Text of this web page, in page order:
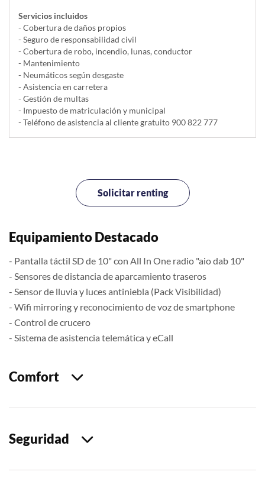
Servicios incluidos
- Cobertura de daños propios
- Seguro de responsabilidad civil
- Cobertura de robo, incendio, lunas, conductor
- Mantenimiento
- Neumáticos según desgaste
- Asistencia en carretera
- Gestión de multas
- Impuesto de matriculación y municipal
- Teléfono de asistencia al cliente gratuito 900 822 777
Solicitar renting
Equipamiento Destacado
- Pantalla táctil SD de 10" con All In One radio "aio dab 10"
- Sensores de distancia de aparcamiento traseros
- Sensor de lluvia y luces antiniebla (Pack Visibilidad)
- Wifi mirroring y reconocimiento de voz de smartphone
- Control de crucero
- Sistema de asistencia telemática y eCall
Comfort
Seguridad